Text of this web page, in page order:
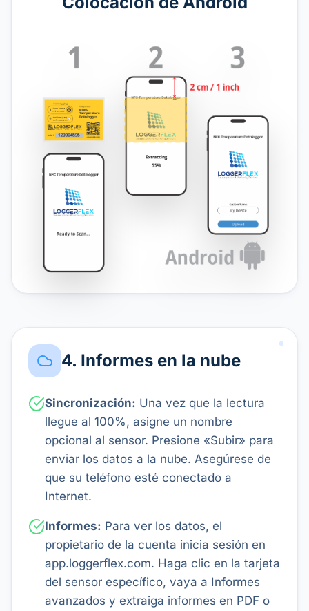
4. Informes en la nube
Sincronización: Una vez que la lectura
llegue al 100%, asigne un nombre
opcional al sensor. Presione «Subir» para
enviar los datos a la nube. Asegúrese de
que su teléfono esté conectado a
Internet.
Informes: Para ver los datos, el
propietario de la cuenta inicia sesión en
app.loggerflex.com. Haga clic en la tarjeta
del sensor específico, vaya a Informes
avanzados y extraiga informes en PDF o